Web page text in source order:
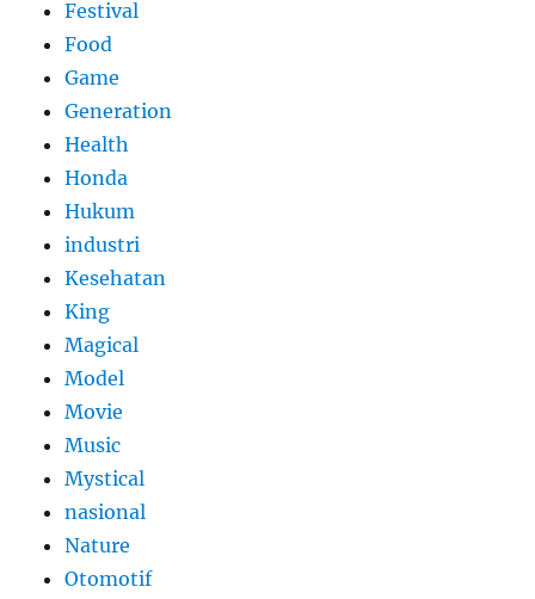
Festival
Food
Game
Generation
Health
Honda
Hukum
industri
Kesehatan
King
Magical
Model
Movie
Music
Mystical
nasional
Nature
Otomotif